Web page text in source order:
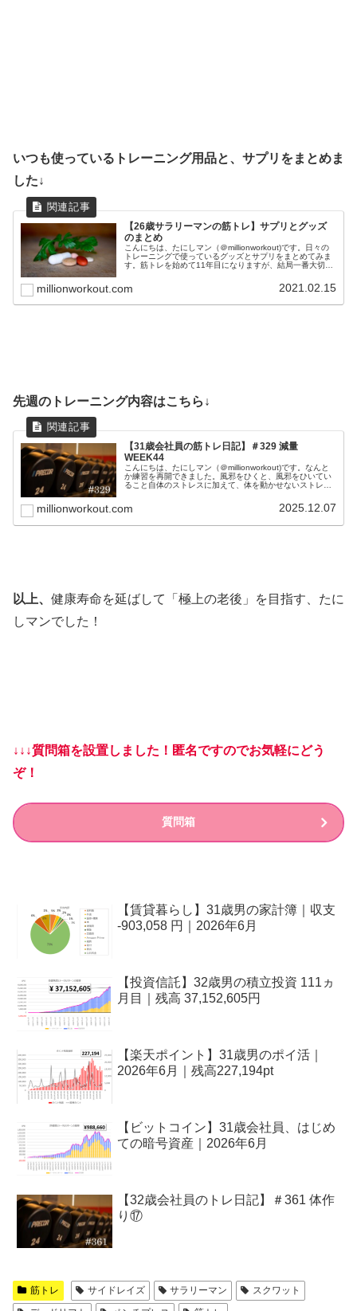
いつも使っているトレーニング用品と、サプリをまとめま
した↓
【26歳サラリーマンの筋トレ】サプリとグッズ
のまとめ
こんにちは、たにしマン（＠millionworkout)です。日々の
トレーニングで使っているグッズとサプリをまとめてみま
す。筋トレを始めて11年目になりますが、結局一番大切な
millionworkout.com 2021.02.15
先週のトレーニング内容はこちら↓
【31歳会社員の筋トレ日記】＃329 減量
WEEK44
こんにちは、たにしマン（＠millionworkout)です。なんと
か練習を再開できました。風邪をひくと、風邪をひいてい
ること自体のストレスに加えて、体を動かせないストレス
millionworkout.com 2025.12.07
以上、 健康寿命を延ばして「極上の老後」を目指す、たに
しマンでした！
↓↓↓質問箱を設置しました！匿名ですのでお気軽にどう
ぞ！
質問箱
【賃貸暮らし】31歳男の家計簿｜収支
-903,058 円｜2026年6月
【投資信託】32歳男の積立投資 111ヵ
月目｜残高 37,152,605円
【楽天ポイント】31歳男のポイ活｜
2026年6月｜残高227,194pt
【ビットコイン】31歳会社員、はじめ
ての暗号資産｜2026年6月
【32歳会社員のトレ日記】＃361 体作
り⑰
筋トレ サイドレイズ サラリーマン
スクワット